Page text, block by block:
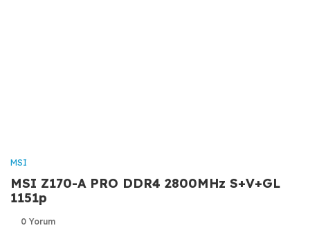
MSI
MSI Z170-A PRO DDR4 2800MHz S+V+GL
1151p
0 Yorum